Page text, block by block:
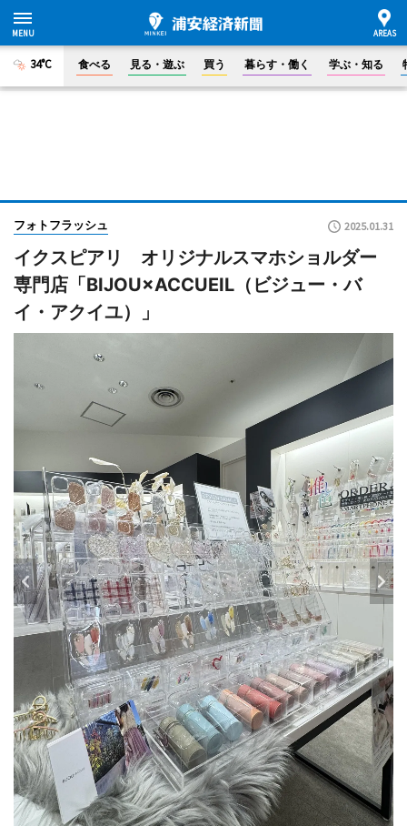
34°C 食べる 見る・遊ぶ 買う 暮らす・働く 学ぶ・知る
フォトフラッシュ 2025.01.31
イクスピアリ オリジナルスマホショルダー
専門店「BIJOU×ACCUEIL（ビジュー・バ
イ・アクイユ）」